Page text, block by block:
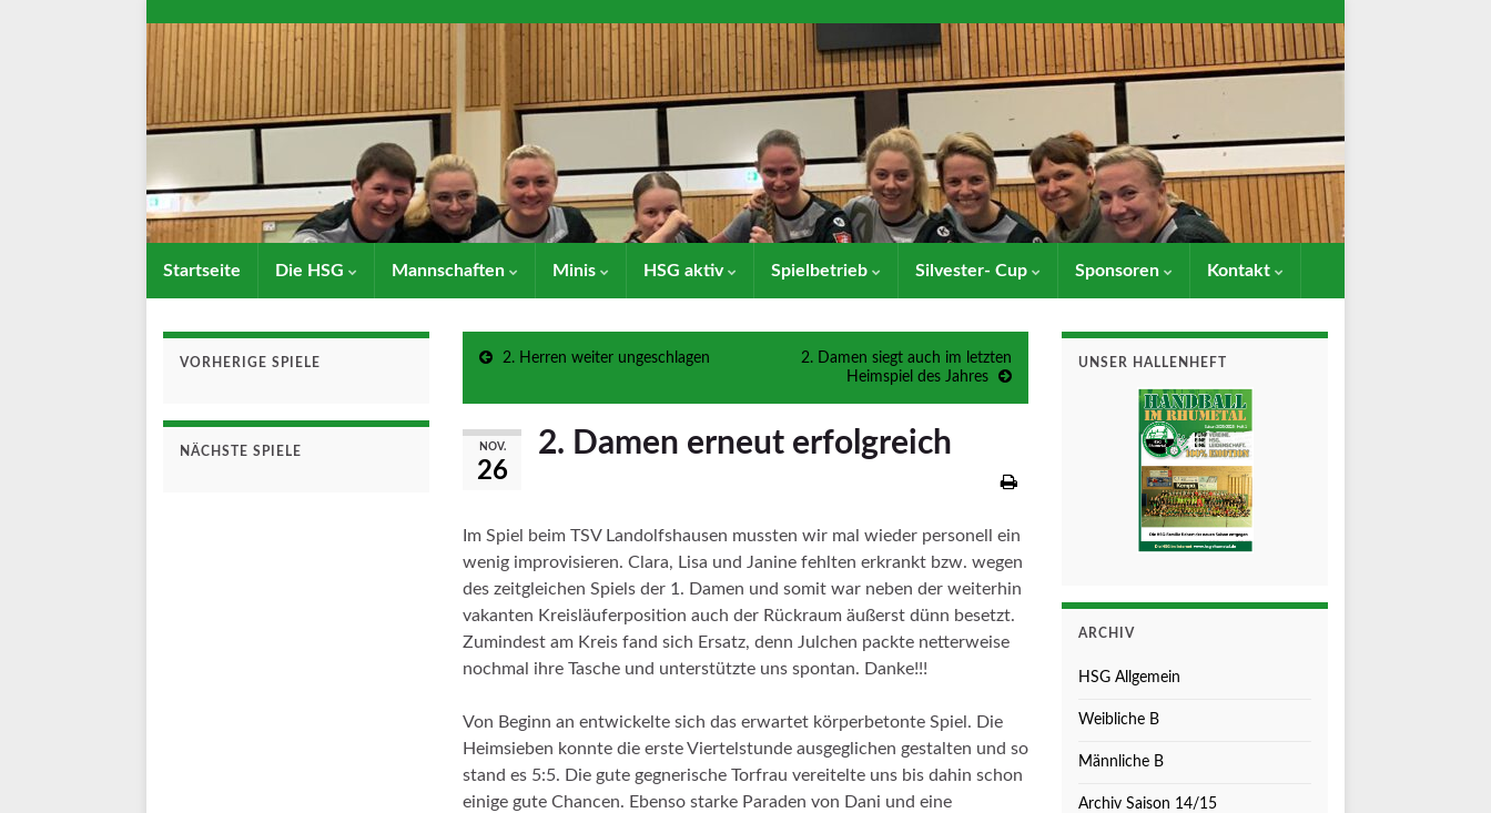
Startseite Die HSG Mannschaften Minis HSG aktiv Spielbetrieb Silvester- Cup Sponsoren Kontakt
2. Herren weiter ungeschlagen
2. Damen siegt auch im letzten
Heimspiel des Jahres
NOV.
26
2. Damen erneut erfolgreich
Im Spiel beim TSV Landolfshausen mussten wir mal wieder personell ein
wenig improvisieren. Clara, Lisa und Janine fehlten erkrankt bzw. wegen
des zeitgleichen Spiels der 1. Damen und somit war neben der weiterhin
vakanten Kreisläuferposition auch der Rückraum äußerst dünn besetzt.
Zumindest am Kreis fand sich Ersatz, denn Julchen packte netterweise
nochmal ihre Tasche und unterstützte uns spontan. Danke!!!
Von Beginn an entwickelte sich das erwartet körperbetonte Spiel. Die
Heimsieben konnte die erste Viertelstunde ausgeglichen gestalten und so
stand es 5:5. Die gute gegnerische Torfrau vereitelte uns bis dahin schon
einige gute Chancen. Ebenso starke Paraden von Dani und eine
VORHERIGE SPIELE
NÄCHSTE SPIELE
UNSER HALLENHEFT
ARCHIV
HSG Allgemein
Weibliche B
Männliche B
Archiv Saison 14/15